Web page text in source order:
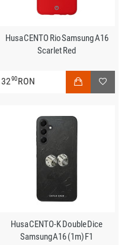
Husa CENTO Rio Samsung A16
Scarlet Red
3290RON
Husa CENTO-K Double Dice
Samsung A16 (1m) F1